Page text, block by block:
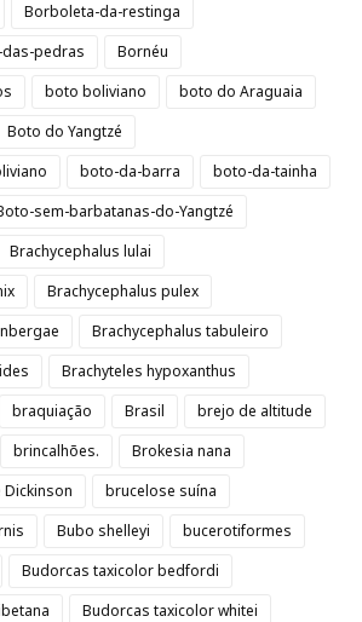
Borboleta-da-restinga
pedras
Bornéu
boto boliviano
boto do Araguaia
Boto do Yangtzé
boto-da-barra
boto-da-tainha
sem-barbatanas-do-Yangtzé
Brachycephalus lulai
Brachycephalus pulex
Brachycephalus tabuleiro
Brachyteles hypoxanthus
braquiação Brasil
brejo de altitude
brincalhões.
Brokesia nana
Dickinson
brucelose suína
Bubo shelleyi
bucerotiformes
Budorcas taxicolor bedfordi
Budorcas taxicolor whitei